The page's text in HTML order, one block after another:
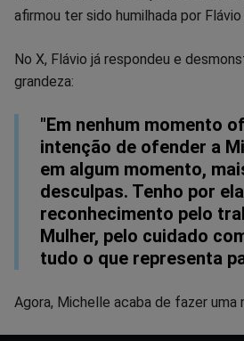
afirmou ter sido humilhada por Flávio
No X, Flávio já respondeu e
grandeza:
"Em nenhum momento
intenção de ofender a
em algum momento,
desculpas. Tenho por
reconhecimento pelo
Mulher, pelo cuidado
tudo o que representa
Agora, Michelle acaba de fazer uma